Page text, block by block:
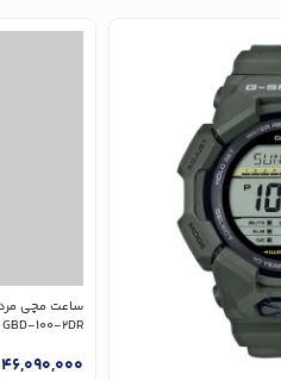
GBD-100-2DR
46,090,000